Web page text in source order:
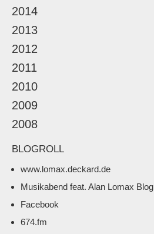
2014
2013
2012
2011
2010
2009
2008
BLOGROLL
www.lomax.deckard.de
Musikabend feat. Alan Lomax Blog
Facebook
674.fm